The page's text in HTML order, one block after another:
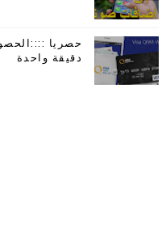
دقيقة واحدة